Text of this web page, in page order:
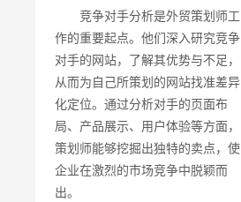
竞争对手分析是外贸策划师工
作的重要起点。他们深入研究竞争
对手的网站，了解其优势与不足，
从而为自己所策划的网站找准差异
化定位。通过分析对手的页面布
局、产品展示、用户体验等方面，
策划师能够挖掘出独特的卖点，使
企业在激烈的市场竞争中脱颖而
出。